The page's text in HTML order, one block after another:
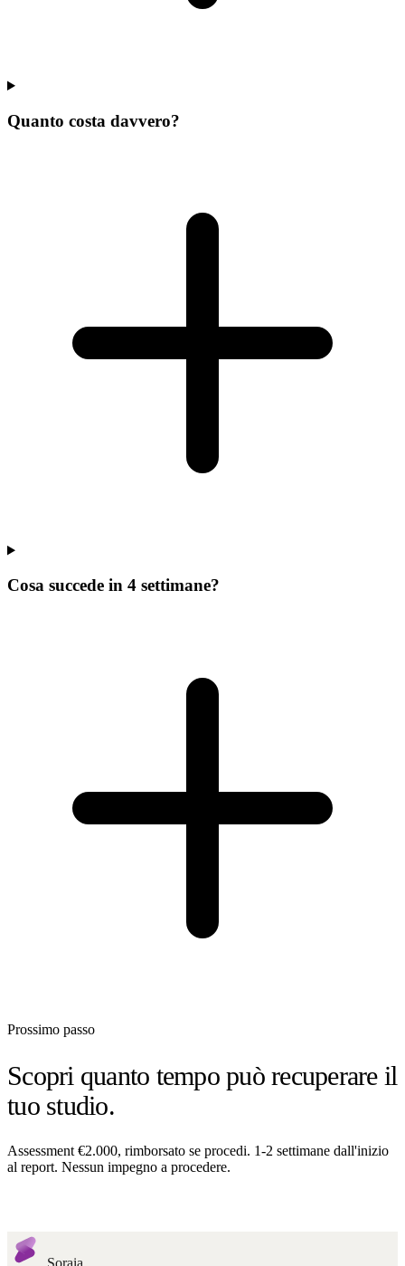
Quanto costa davvero?
Cosa succede in 4 settimane?
Prossimo passo
Scopri quanto tempo può recuperare il
tuo studio.
Assessment €2.000, rimborsato se procedi. 1-2 settimane dall'inizio
al report. Nessun impegno a procedere.
Soraia